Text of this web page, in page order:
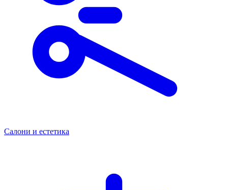
Салони и естетика